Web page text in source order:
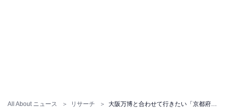
All About ニュース リサーチ